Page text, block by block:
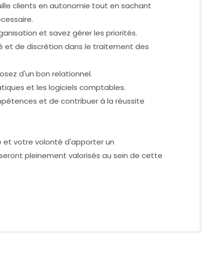
clients en autonomie tout en sachant
et savez gérer les priorités.
et de discrétion dans le traitement des
d'un bon relationnel.
et les logiciels comptables.
et de contribuer à la réussite
votre volonté d'apporter un
pleinement valorisés au sein de cette